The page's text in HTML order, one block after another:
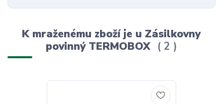
K mraženému zboží je u Zásilkovny
povinný TERMOBOX
2